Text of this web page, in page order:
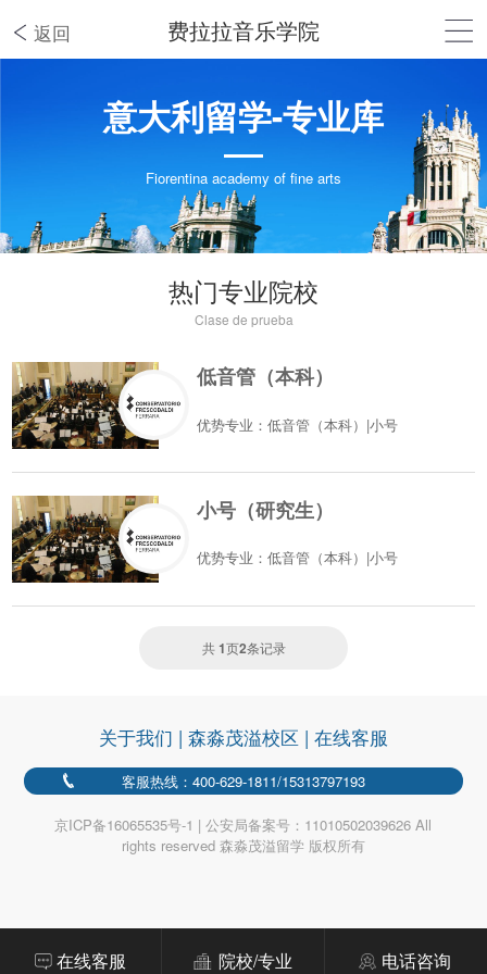
返回 费拉拉音乐学院
意大利留学-专业库
Fiorentina academy of fine arts
热门专业院校
Clase de prueba
低音管（本科）
优势专业：低音管（本科）|小号
小号（研究生）
优势专业：低音管（本科）|小号
共1页2条记录
关于我们 | 森淼茂溢校区 | 在线客服
客服热线：400-629-1811/15313797193
京ICP备16065535号-1 | 公安局备案号：11010502039626 All
rights reserved 森淼茂溢留学 版权所有
在线客服 院校/专业 电话咨询